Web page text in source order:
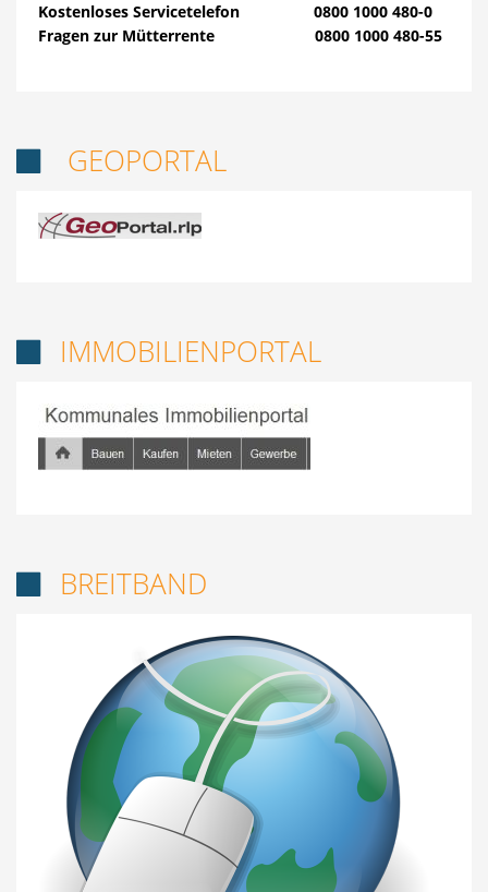
Kostenloses Servicetelefon 0800 1000 480-0
Fragen zur Mütterrente 0800 1000 480-55
GEOPORTAL
IMMOBILIENPORTAL
BREITBAND